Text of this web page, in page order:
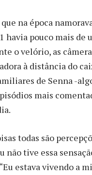
na época
havia pouco mais de
o velório, as
à distância do
de Senna -
mais
todas são
não tive essa
estava vivendo a